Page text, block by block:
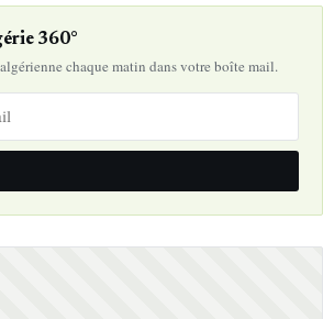
360°
chaque matin dans votre boîte mail.